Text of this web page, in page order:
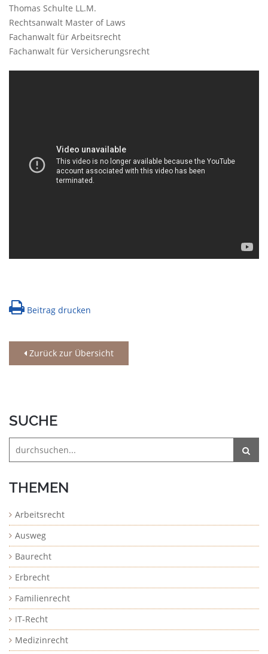
Thomas Schulte LL.M.
Rechtsanwalt Master of Laws
Fachanwalt für Arbeitsrecht
Fachanwalt für Versicherungsrecht
Beitrag drucken
Zurück zur Übersicht
SUCHE
THEMEN
Arbeitsrecht
Ausweg
Baurecht
Erbrecht
Familienrecht
IT-Recht
Medizinrecht